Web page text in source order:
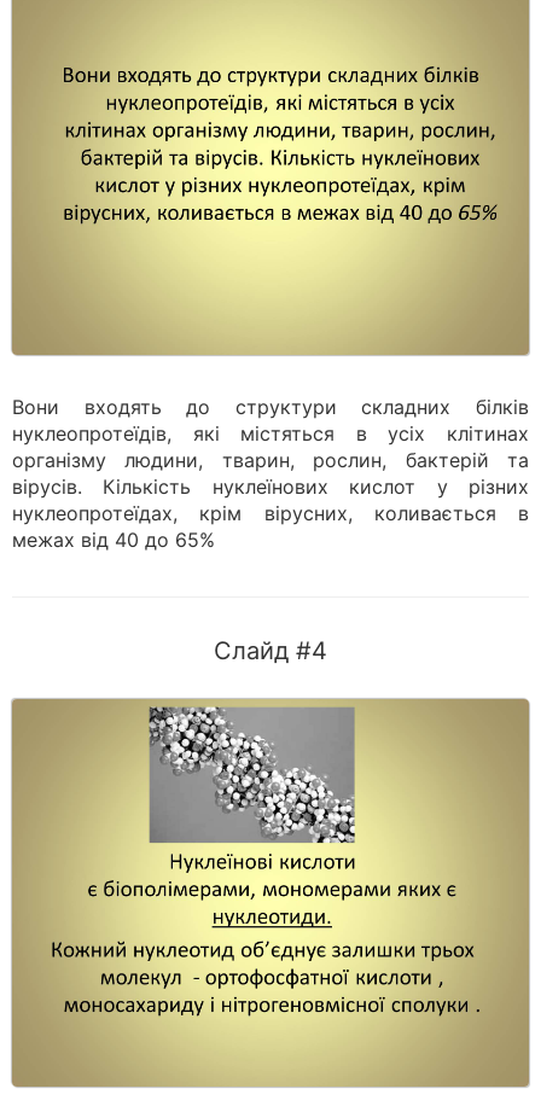
Вони входять до структури складних білків
нуклеопротеїдів, які містяться в усіх клітинах
організму людини, тварин, рослин, бактерій та
вірусів. Кількість нуклеїнових кислот у різних
нуклеопротеїдах, крім вірусних, коливається в
межах від 40 до 65%
Слайд #4